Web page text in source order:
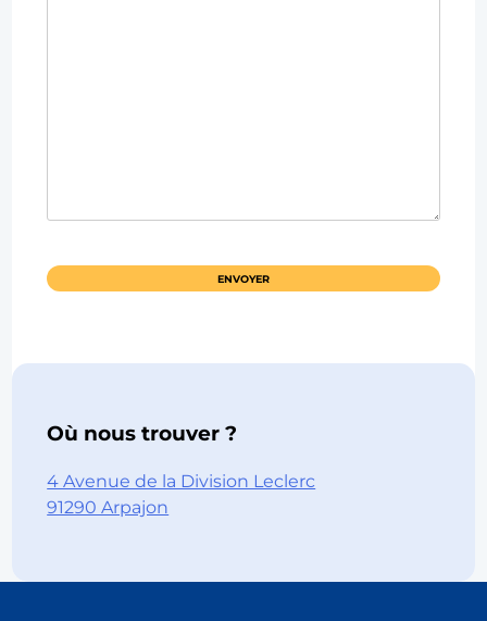
Où nous trouver ?
4 Avenue de la Division Leclerc
91290 Arpajon